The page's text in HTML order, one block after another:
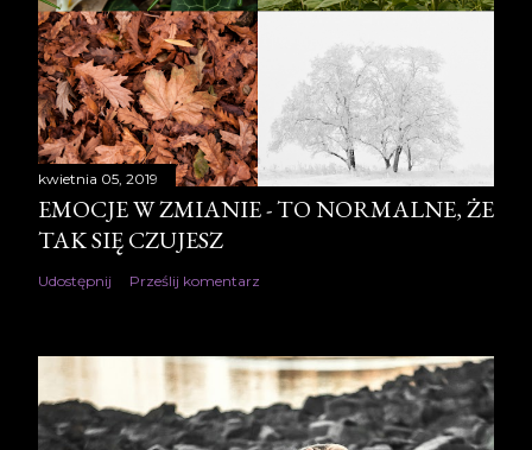
kwietnia 05, 2019
EMOCJE W ZMIANIE - TO NORMALNE, ŻE
TAK SIĘ CZUJESZ
Udostępnij Prześlij komentarz